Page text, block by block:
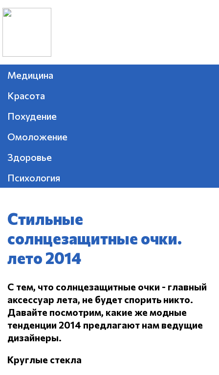
Медицина
Красота
Похудение
Омоложение
Здоровье
Психология
Стильные
солнцезащитные очки.
лето 2014
С тем, что солнцезащитные очки - главный
аксессуар лета, не будет спорить никто.
Давайте посмотрим, какие же модные
тенденции 2014 предлагают нам ведущие
дизайнеры.
Круглые стекла